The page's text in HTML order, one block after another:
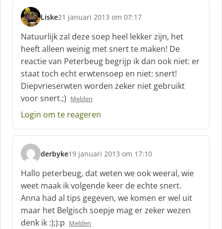
Liske
s
c
h
r
e
e
f
21 januari 2013 om 07:17
Natuurlijk zal deze soep heel lekker zijn, het
heeft alleen weinig met snert te maken! De
reactie van Peterbeug begrijp ik dan ook niet: er
staat toch echt erwtensoep en niet: snert!
Diepvrieserwten worden zeker niet gebruikt
voor snert.;) Melden
Login om te reageren
derbyke
s
c
h
r
e
e
f
19 januari 2013 om 17:10
Hallo peterbeug, dat weten we ook weeral, wie
weet maak ik volgende keer de echte snert.
Anna had al tips gegeven, we komen er wel uit
maar het Belgisch soepje mag er zeker wezen
denk ik :);):p Melden